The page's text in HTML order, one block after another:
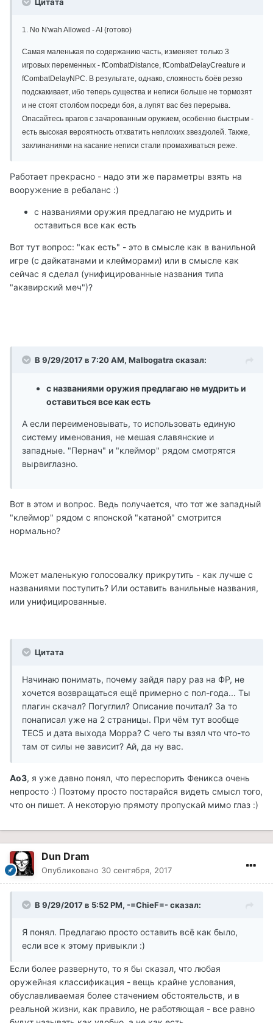
Цитата
1. No N'wah Allowed - AI (готово)
Самая маленькая по содержанию часть, изменяет только 3
игровых переменных - fCombatDistance, fCombatDelayCreature и
fCombatDelayNPC. В результате, однако, сложность боёв резко
подскакивает, ибо теперь существа и неписи больше не тормозят
и не стоят столбом посреди боя, а лупят вас без перерыва.
Опасайтесь врагов с зачарованным оружием, особенно быстрым -
есть высокая вероятность отхватить неплохих звездюлей. Также,
заклинаниями на касание неписи стали промахиваться реже.
Работает прекрасно - надо эти же параметры взять на
вооружение в ребаланс :)
с названиями оружия предлагаю не мудрить и
оставиться все как есть
Вот тут вопрос: "как есть" - это в смысле как в ванильной
игре (с дайкатанами и клейморами) или в смысле как
сейчас я сделал (унифицированные названия типа
"акавирский меч")?
В 9/29/2017 в 7:20 AM, Malbogatra сказал:
с названиями оружия предлагаю не мудрить и
оставиться все как есть
А если переименовывать, то использовать единую
систему именования, не мешая славянские и
западные. "Пернач" и "клеймор" рядом смотрятся
вырвиглазно.
Вот в этом и вопрос. Ведь получается, что тот же западный
"клеймор" рядом с японской "катаной" смотрится
нормально?
Может маленькую голосовалку прикрутить - как лучше с
названиями поступить? Или оставить ванильные названия,
или унифицированные.
Цитата
Начинаю понимать, почему зайдя пару раз на ФР, не
хочется возвращаться ещё примерно с пол-года... Ты
плагин скачал? Погуглил? Описание почитал? За то
понаписал уже на 2 страницы. При чём тут вообще
ТЕС5 и дата выхода Морра? С чего ты взял что что-то
там от силы не зависит? Ай, да ну вас.
АоЗ, я уже давно понял, что переспорить Феникса очень
непросто :) Поэтому просто постарайся видеть смысл того,
что он пишет. А некоторую прямоту пропускай мимо глаз :)
Dun Dram
Опубликовано 30 сентября, 2017
В 9/29/2017 в 5:52 PM, -=ChieF=- сказал:
Я понял. Предлагаю просто оставить всё как было,
если все к этому привыкли :)
Если более развернуто, то я бы сказал, что любая
оружейная классификация - вещь крайне услования,
обуславливаемая более стачением обстоятельств, и в
реальной жизни, как правило, не работяющая - все равно